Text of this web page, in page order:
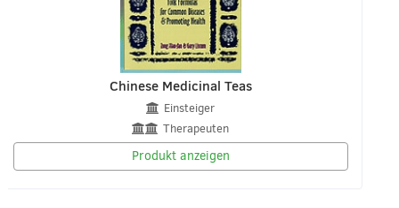
Chinese Medicinal Teas
Einsteiger
Therapeuten
Produkt anzeigen